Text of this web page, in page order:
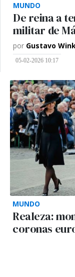
MUNDO
De reina a
militar de
por Gustavo
05-02-2026 10:17
MUNDO
Realeza:
coronas